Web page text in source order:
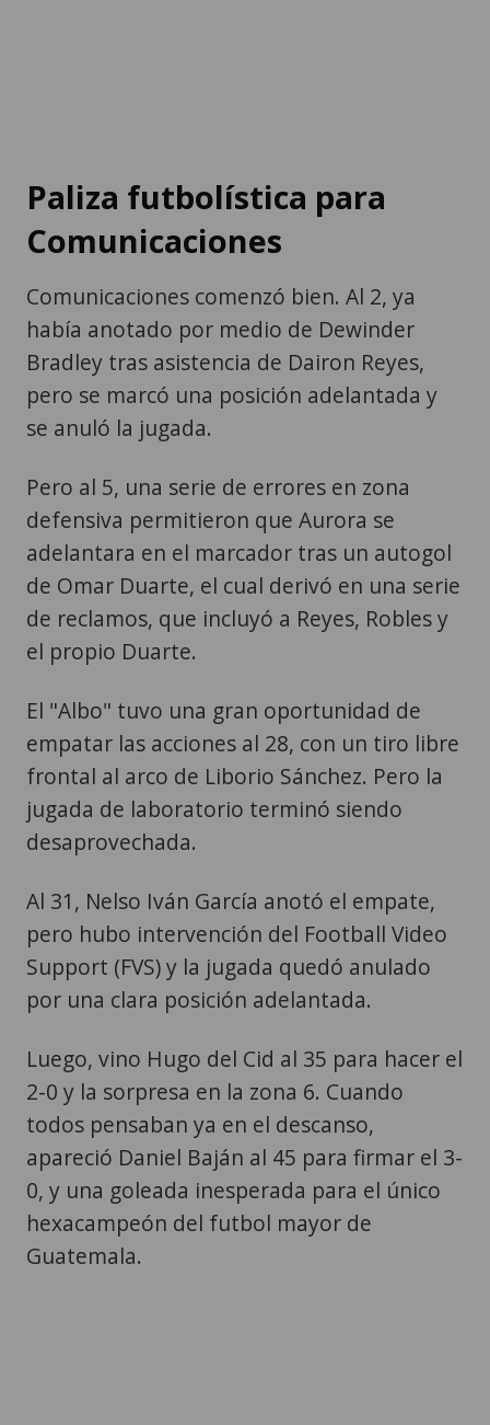
Paliza futbolística para
Comunicaciones
Comunicaciones comenzó bien. Al 2, ya
había anotado por medio de Dewinder
Bradley tras asistencia de Dairon Reyes,
pero se marcó una posición adelantada y
se anuló la jugada.
Pero al 5, una serie de errores en zona
defensiva permitieron que Aurora se
adelantara en el marcador tras un autogol
de Omar Duarte, el cual derivó en una serie
de reclamos, que incluyó a Reyes, Robles y
el propio Duarte.
El "Albo" tuvo una gran oportunidad de
empatar las acciones al 28, con un tiro libre
frontal al arco de Liborio Sánchez. Pero la
jugada de laboratorio terminó siendo
desaprovechada.
Al 31, Nelso Iván García anotó el empate,
pero hubo intervención del Football Video
Support (FVS) y la jugada quedó anulado
por una clara posición adelantada.
Luego, vino Hugo del Cid al 35 para hacer el
2-0 y la sorpresa en la zona 6. Cuando
todos pensaban ya en el descanso,
apareció Daniel Baján al 45 para firmar el 3-
0, y una goleada inesperada para el único
hexacampeón del futbol mayor de
Guatemala.